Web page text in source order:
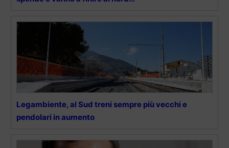
Legambiente, al Sud treni sempre più vecchi e
pendolari in aumento